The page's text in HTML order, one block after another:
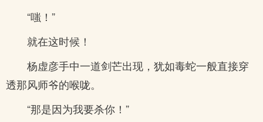
“嗤！”
就在这时候！
杨虚彦手中一道剑芒出现，犹如毒蛇一般直接穿
透那风师爷的喉咙。
“那是因为我要杀你！”